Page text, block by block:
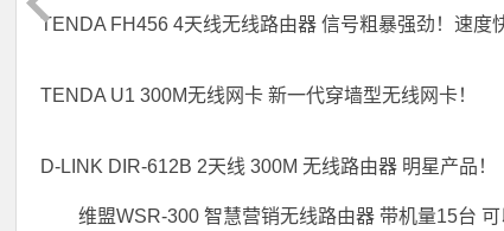
TENDA FH456 4天线无线路由器 信号粗暴强劲！速度
TENDA U1 300M无线网卡 新一代穿墙型无线网卡！
D-LINK DIR-612B 2天线 300M 无线路由器 明星产品！
维盟WSR-300 智慧营销无线路由器 带机量15台